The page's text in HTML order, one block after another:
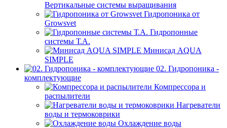
Вертикальные системы выращивания
Гидропоника от
Growsvet
Гидропонные
системы Т.A.
Минисад AQUA
SIMPLE
02. Гидропоника -
комплектующие
Компрессора и
распылители
Нагреватели
воды и термоковрики
Охлаждение воды